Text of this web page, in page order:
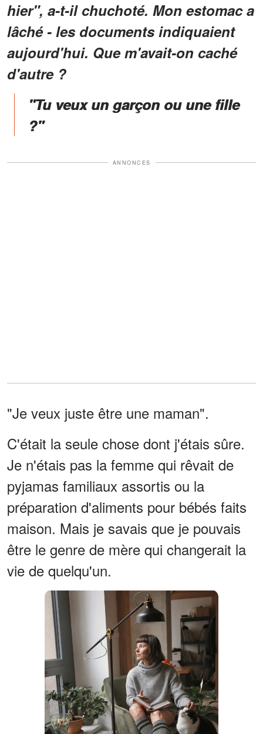
hier", a-t-il chuchoté. Mon estomac a
lâché - les documents indiquaient
aujourd'hui. Que m'avait-on caché
d'autre ?
"Tu veux un garçon ou une fille
?"
ANNONCES
"Je veux juste être une maman".
C'était la seule chose dont j'étais sûre.
Je n'étais pas la femme qui rêvait de
pyjamas familiaux assortis ou la
préparation d'aliments pour bébés faits
maison. Mais je savais que je pouvais
être le genre de mère qui changerait la
vie de quelqu'un.